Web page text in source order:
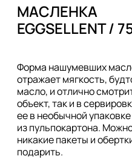
МАСЛЕНКА
EGGSELLENT /
Форма нашумевших
отражает мягкость,
масло, и отлично
объект, так и в
ее в необычной
из пульпокартона.
никакие пакеты и
подарить.